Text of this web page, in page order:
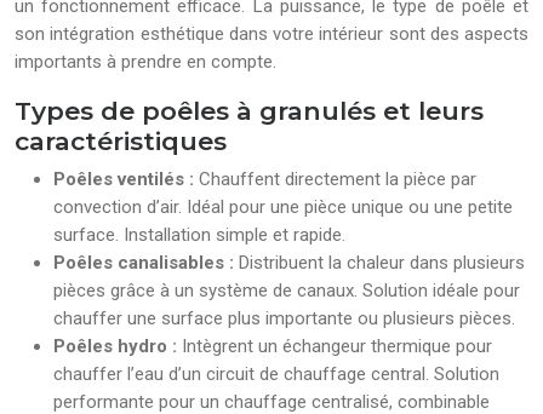
un fonctionnement efficace. La puissance, le type de poêle et
son intégration esthétique dans votre intérieur sont des aspects
importants à prendre en compte.
Types de poêles à granulés et leurs
caractéristiques
Poêles ventilés : Chauffent directement la pièce par
convection d’air. Idéal pour une pièce unique ou une petite
surface. Installation simple et rapide.
Poêles canalisables : Distribuent la chaleur dans plusieurs
pièces grâce à un système de canaux. Solution idéale pour
chauffer une surface plus importante ou plusieurs pièces.
Poêles hydro : Intègrent un échangeur thermique pour
chauffer l’eau d’un circuit de chauffage central. Solution
performante pour un chauffage centralisé, combinable